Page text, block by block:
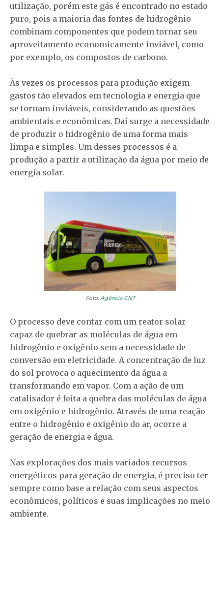
utilização, porém este gás é encontrado no estado
puro, pois a maioria das fontes de hidrogênio
combinam componentes que podem tornar seu
aproveitamento economicamente inviável, como
por exemplo, os compostos de carbono.
Às vezes os processos para produção exigem
gastos tão elevados em tecnologia e energia que
se tornam inviáveis, considerando as questões
ambientais e econômicas. Daí surge a necessidade
de produzir o hidrogênio de uma forma mais
limpa e simples. Um desses processos é a
produção a partir a utilização da água por meio de
energia solar.
Foto:Agência CNT
O processo deve contar com um reator solar
capaz de quebrar as moléculas de água em
hidrogênio e oxigênio sem a necessidade de
conversão em eletricidade. A concentração de luz
do sol provoca o aquecimento da água a
transformando em vapor. Com a ação de um
catalisador é feita a quebra das moléculas de água
em oxigênio e hidrogênio. Através de uma reação
entre o hidrogênio e oxigênio do ar, ocorre a
geração de energia e água.
Nas explorações dos mais variados recursos
energéticos para geração de energia, é preciso ter
sempre como base a relação com seus aspectos
econômicos, políticos e suas implicações no meio
ambiente.